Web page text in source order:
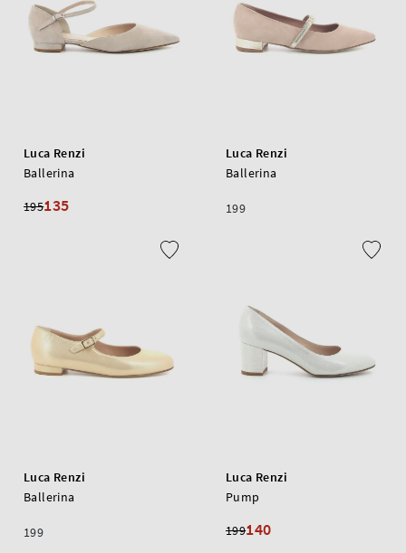
Luca Renzi
Ballerina
195135
Luca Renzi
Ballerina
199
Luca Renzi
Ballerina
199
Luca Renzi
Pump
199140